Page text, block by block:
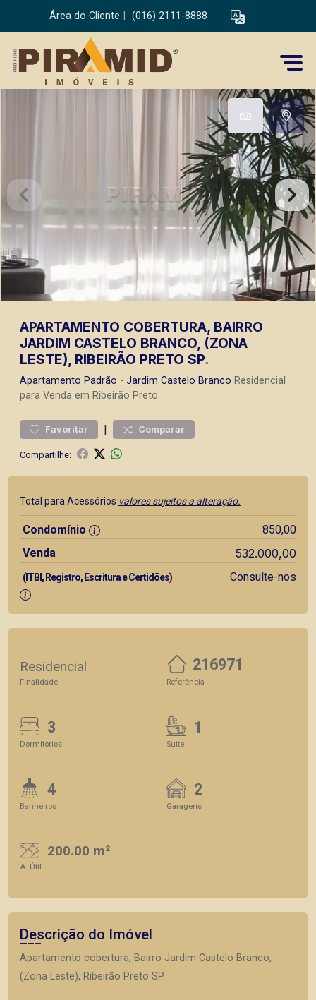
Área do Cliente (016) 2111-8888
APARTAMENTO COBERTURA, BAIRRO
JARDIM CASTELO BRANCO, (ZONA
LESTE), RIBEIRÃO PRETO SP.
Apartamento Padrão - Jardim Castelo Branco Residencial
para Venda em Ribeirão Preto
Favoritar | Comparar
Compartilhe:
Total para Acessórios valores sujeitos a alteração.
Condomínio
850,00
Venda
532.000,00
(ITBI, Registro, Escritura e Certidões) Consulte-nos
Residencial
Finalidade
216971
Referência
3
Dormitórios
1
Suite
4
Banheiros
2
Garagens
200.00 m²
A. Útil
Descrição do Imóvel
Apartamento cobertura, Bairro Jardim Castelo Branco,
(Zona Leste), Ribeirão Preto SP.